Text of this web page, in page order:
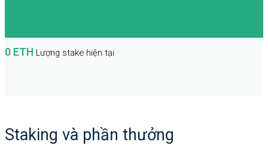
0 ETH Lượng stake hiện tại
Staking và phần thưởng